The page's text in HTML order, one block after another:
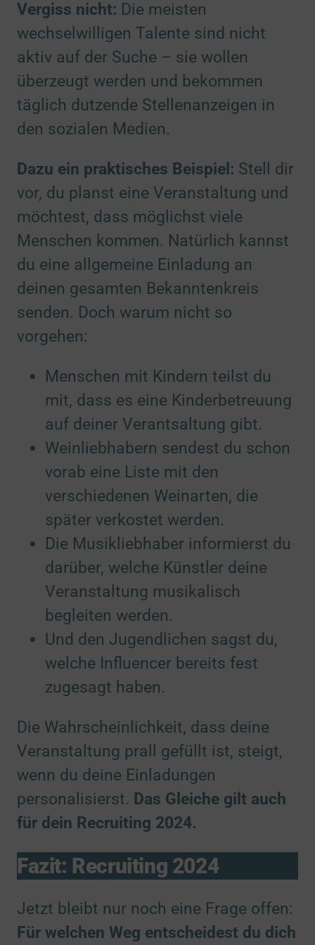
Vergiss nicht: Die meisten
wechselwilligen Talente sind nicht
aktiv auf der Suche – sie wollen
überzeugt werden und bekommen
täglich dutzende Stellenanzeigen in
den sozialen Medien.
Dazu ein praktisches Beispiel: Stell dir
vor, du planst eine Veranstaltung und
möchtest, dass möglichst viele
Menschen kommen. Natürlich kannst
du eine allgemeine Einladung an
deinen gesamten Bekanntenkreis
senden. Doch warum nicht so
vorgehen:
Menschen mit Kindern teilst du
mit, dass es eine Kinderbetreuung
auf deiner Verantsaltung gibt.
Weinliebhabern sendest du schon
vorab eine Liste mit den
verschiedenen Weinarten, die
später verkostet werden.
Die Musikliebhaber informierst du
darüber, welche Künstler deine
Veranstaltung musikalisch
begleiten werden.
Und den Jugendlichen sagst du,
welche Influencer bereits fest
zugesagt haben.
Die Wahrscheinlichkeit, dass deine
Veranstaltung prall gefüllt ist, steigt,
wenn du deine Einladungen
personalisierst. Das Gleiche gilt auch
für dein Recruiting 2024.
Fazit: Recruiting 2024
Jetzt bleibt nur noch eine Frage offen:
Für welchen Weg entscheidest du dich